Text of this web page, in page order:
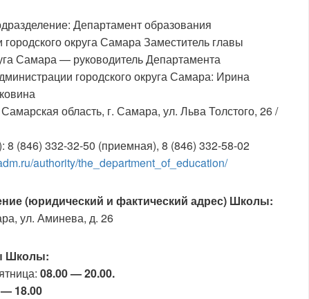
Департамент образования
округа Самара Заместитель главы
Самара — руководитель Департамента
городского округа Самара: Ирина
область, г. Самара, ул. Льва Толстого, 26 /
8 (846) 332-32-50 (приемная), 8 (846) 332-58-02
authority/the_department_of_education/
(юридический и фактический адрес) Школы:
ул. Аминева, д. 26
Школы:
08.00 — 20.00.
18.00